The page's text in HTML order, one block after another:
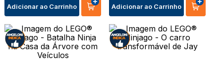
Adicionar ao Carrinho Adicionar ao Carrinho